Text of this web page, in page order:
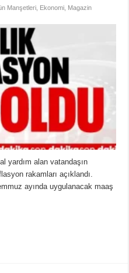
Manşetleri Ekonomi Magazin
yardım alan vatandaşın
rakamları açıklandı.
ayında uygulanacak maaş